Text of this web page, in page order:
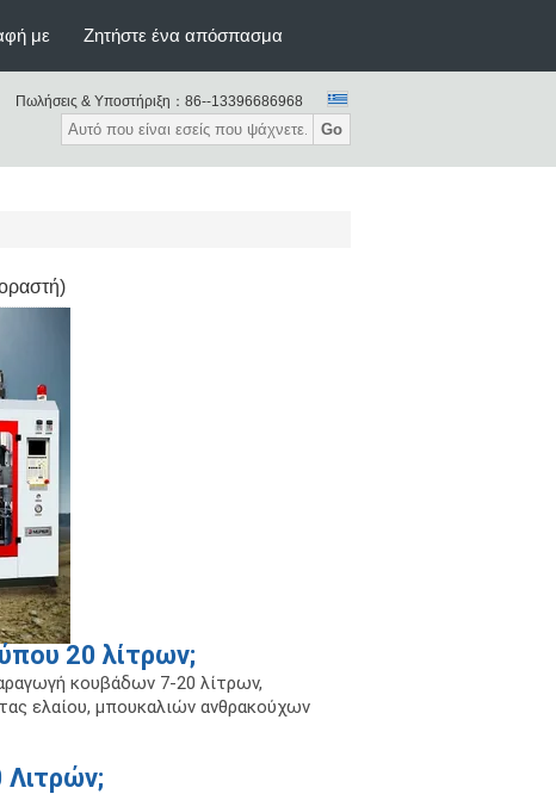
με Ζητήστε ένα απόσπασμα
Πωλήσεις & Υποστήριξη： 86--13396686968
Go
20 λίτρων;
κουβάδων 7-20 λίτρων,
ελαίου, μπουκαλιών ανθρακούχων
Λιτρών;